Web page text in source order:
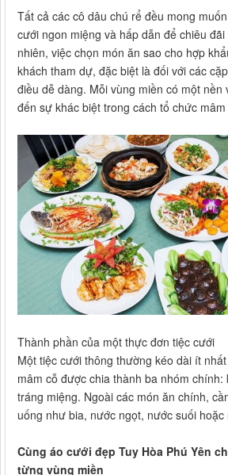
Tất cả các cô dâu chú rể đều mong
cưới ngon miệng và hấp dẫn để chiêu
nhiên, việc chọn món ăn sao cho hợp
khách tham dự, đặc biệt là đối với các
điều dễ dàng. Mỗi vùng miền có một nền
đến sự khác biệt trong cách tổ chức
Thành phần của một thực đơn tiệc cưới
Một tiệc cưới thông thường kéo dài ít
mâm cỗ được chia thành ba nhóm chính:
tráng miệng. Ngoài các món ăn chính,
uống như bia, nước ngọt, nước suối hoặc
Cùng áo cưới đẹp Tuy Hòa Phú Yên
từng vùng miền